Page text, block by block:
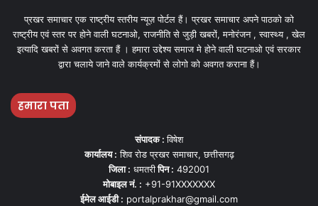
प्रखर समाचार एक राष्ट्रीय स्तरीय न्यूज़ पोर्टल हैं। प्रखर समाचार अपने पाठको को
राष्ट्रीय एवं स्तर पर होने वाली घटनाओ, राजनीति से जुड़ी खबरों, मनोरंजन , स्वास्थ्य , खेल
इत्यादि खबरों से अवगत करता हैं । हमारा उद्देश्य समाज मे होने वाली घटनाओ एवं सरकार
द्वारा चलाये जाने वाले कार्यक्रमों से लोगो को अवगत कराना हैं।
हमारा पता
संपादक :विषेश
कार्यालय : शिव रोड प्रखर समाचार, छत्तीसगढ़
जिला : धमतरीपिन : 492001
मोबाइल नं. : +91-91XXXXXXX
ईमेल आईडी : portalprakhar@gmail.com